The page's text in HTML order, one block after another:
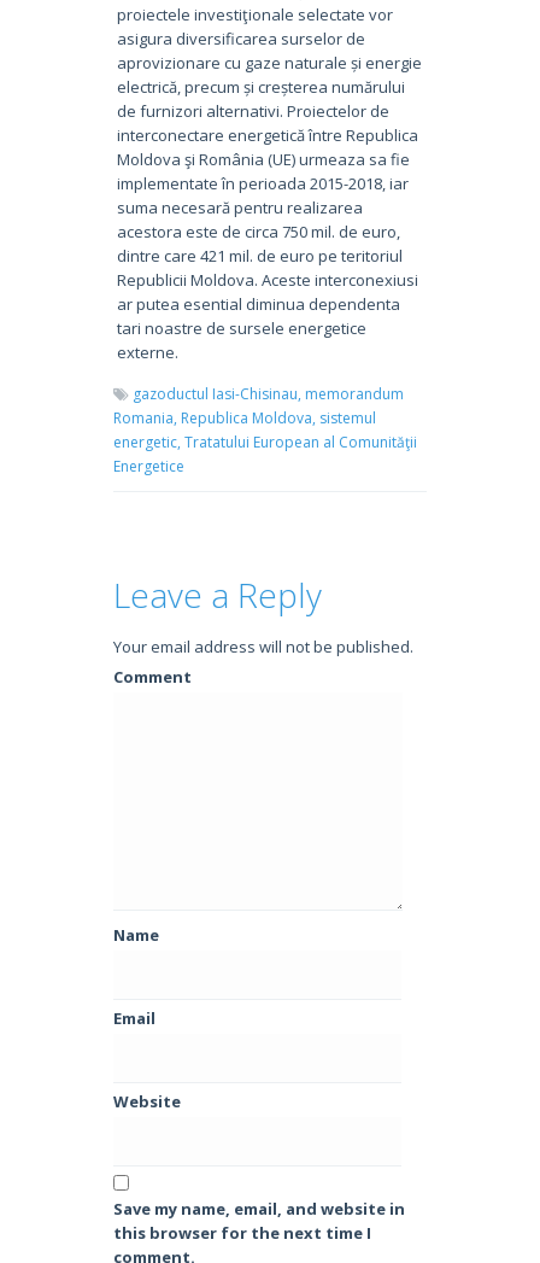
proiectele investiţionale selectate vor
asigura diversificarea surselor de
aprovizionare cu gaze naturale și energie
electrică, precum și creșterea numărului
de furnizori alternativi. Proiectelor de
interconectare energetică între Republica
Moldova şi România (UE) urmeaza sa fie
implementate în perioada 2015-2018, iar
suma necesară pentru realizarea
acestora este de circa 750 mil. de euro,
dintre care 421 mil. de euro pe teritoriul
Republicii Moldova. Aceste interconexiusi
ar putea esential diminua dependenta
tari noastre de sursele energetice
externe.
gazoductul Iasi-Chisinau, memorandum
Romania, Republica Moldova, sistemul
energetic, Tratatului European al Comunităţii
Energetice
Leave a Reply
Your email address will not be published.
Comment
Name
Email
Website
Save my name, email, and website in
this browser for the next time I
comment.